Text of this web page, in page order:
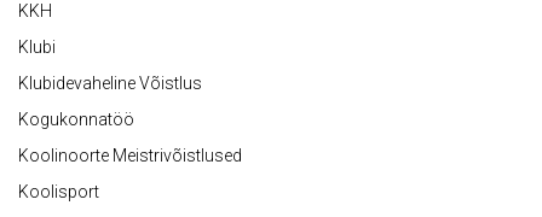
KKH
Klubi
Klubidevaheline Võistlus
Kogukonnatöö
Koolinoorte Meistrivõistlused
Koolisport